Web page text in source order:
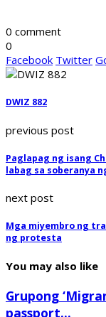
0 comment
0
Facebook Twitter
DWIZ 882
previous post
Paglapag ng isang
labag sa soberanya
next post
Mga miyembro ng
ng protesta
You may also like
Grupong
passport...